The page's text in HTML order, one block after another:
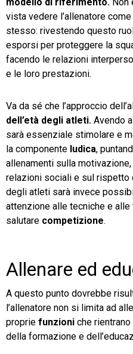
modello di riferimento. Non
vista vedere l’allenatore
stesso: rivestendo questo
esporsi per proteggere la
facendo le relazioni
e le loro prestazioni.
Va da sé che l’approccio
dell’età degli atleti. Avendo
sarà essenziale stimolare e
la componente ludica,
allenamenti sulla
relazioni sociali e sul rispetto
degli atleti sarà invece
attenzione alle tecniche e
salutare competizione.
Allenare ed
A questo punto dovrebbe
l’allenatore non si limita ad
proprie funzioni che
della formazione e